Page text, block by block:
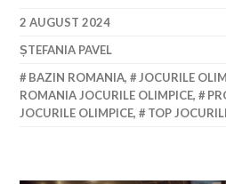
2 AUGUST 2024
ȘTEFANIA PAVEL
BAZIN ROMANIA, JOCURILE
ROMANIA JOCURILE OLIMPICE,
JOCURILE OLIMPICE, TOP